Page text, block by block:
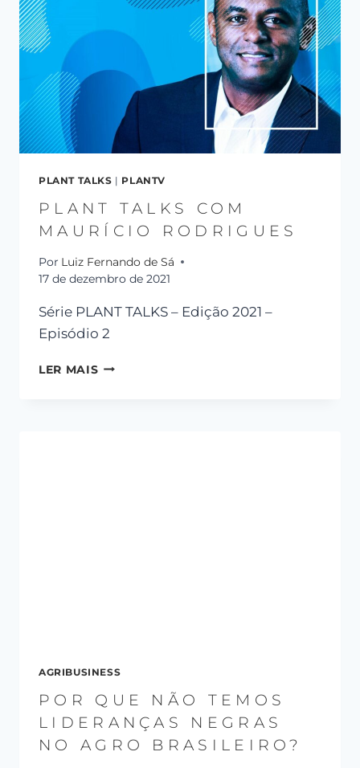
PLANT TALKS | PLANTV
PLANT TALKS COM
MAURÍCIO RODRIGUES
Por Luiz Fernando de Sá
17 de dezembro de 2021
Série PLANT TALKS – Edição 2021 –
Episódio 2
LER MAIS
AGRIBUSINESS
POR QUE NÃO TEMOS
LIDERANÇAS NEGRAS
NO AGRO BRASILEIRO?